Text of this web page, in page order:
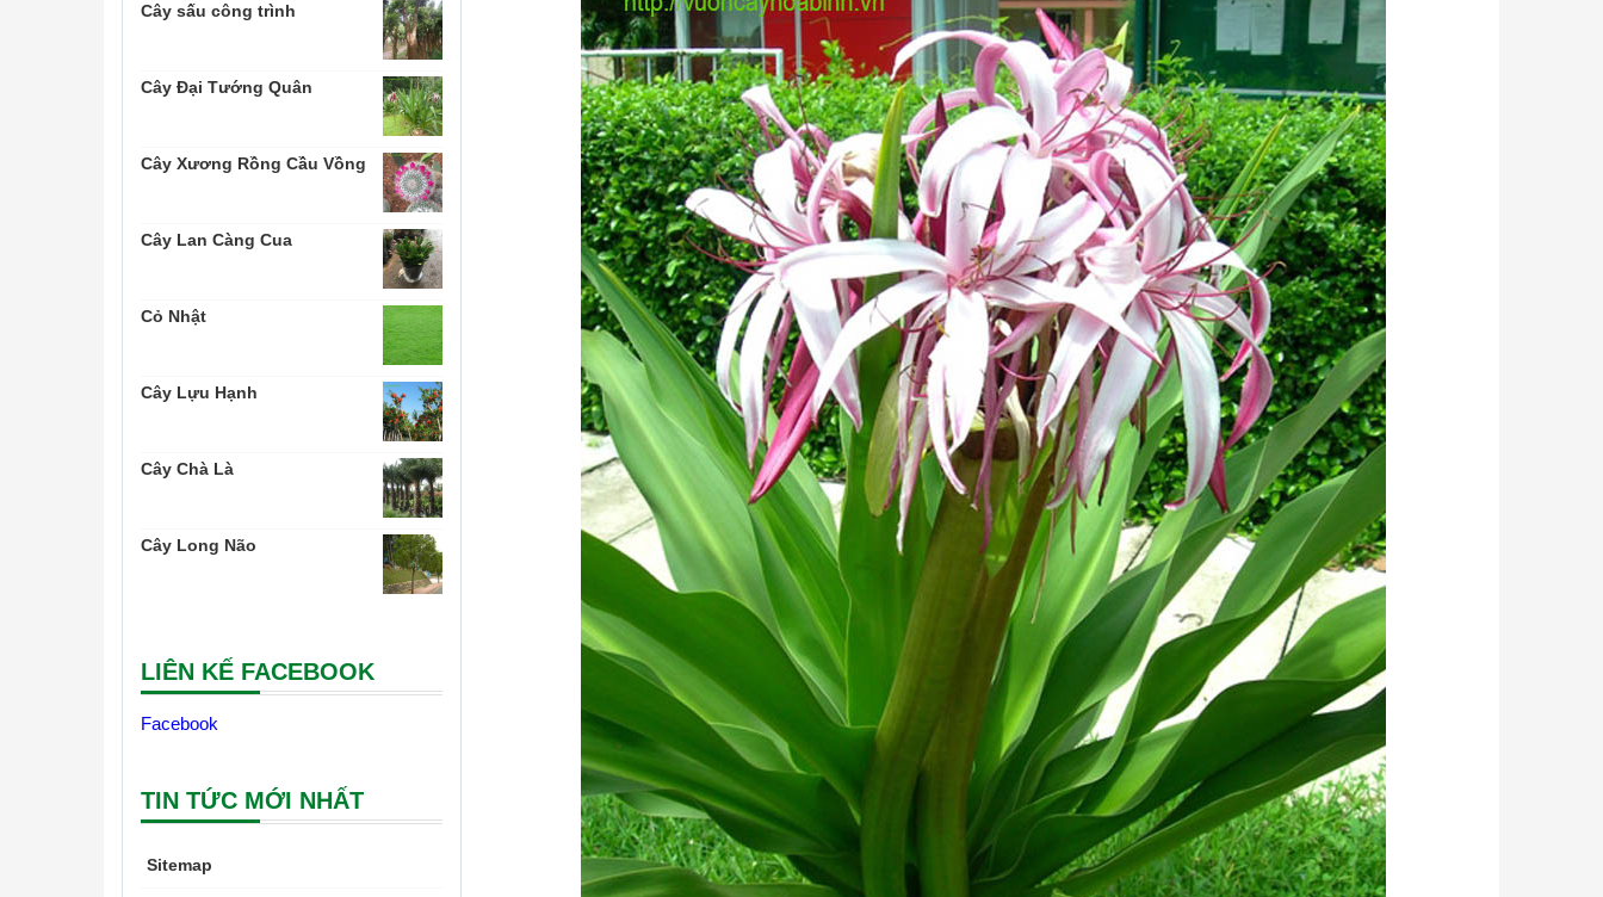
Cây sấu công trình
Cây Đại Tướng Quân
Cây Xương Rồng Cầu Vồng
Cây Lan Càng Cua
Cỏ Nhật
Cây Lựu Hạnh
Cây Chà Là
Cây Long Não
LIÊN KẾ FACEBOOK
Facebook
TIN TỨC MỚI NHẤT
Sitemap